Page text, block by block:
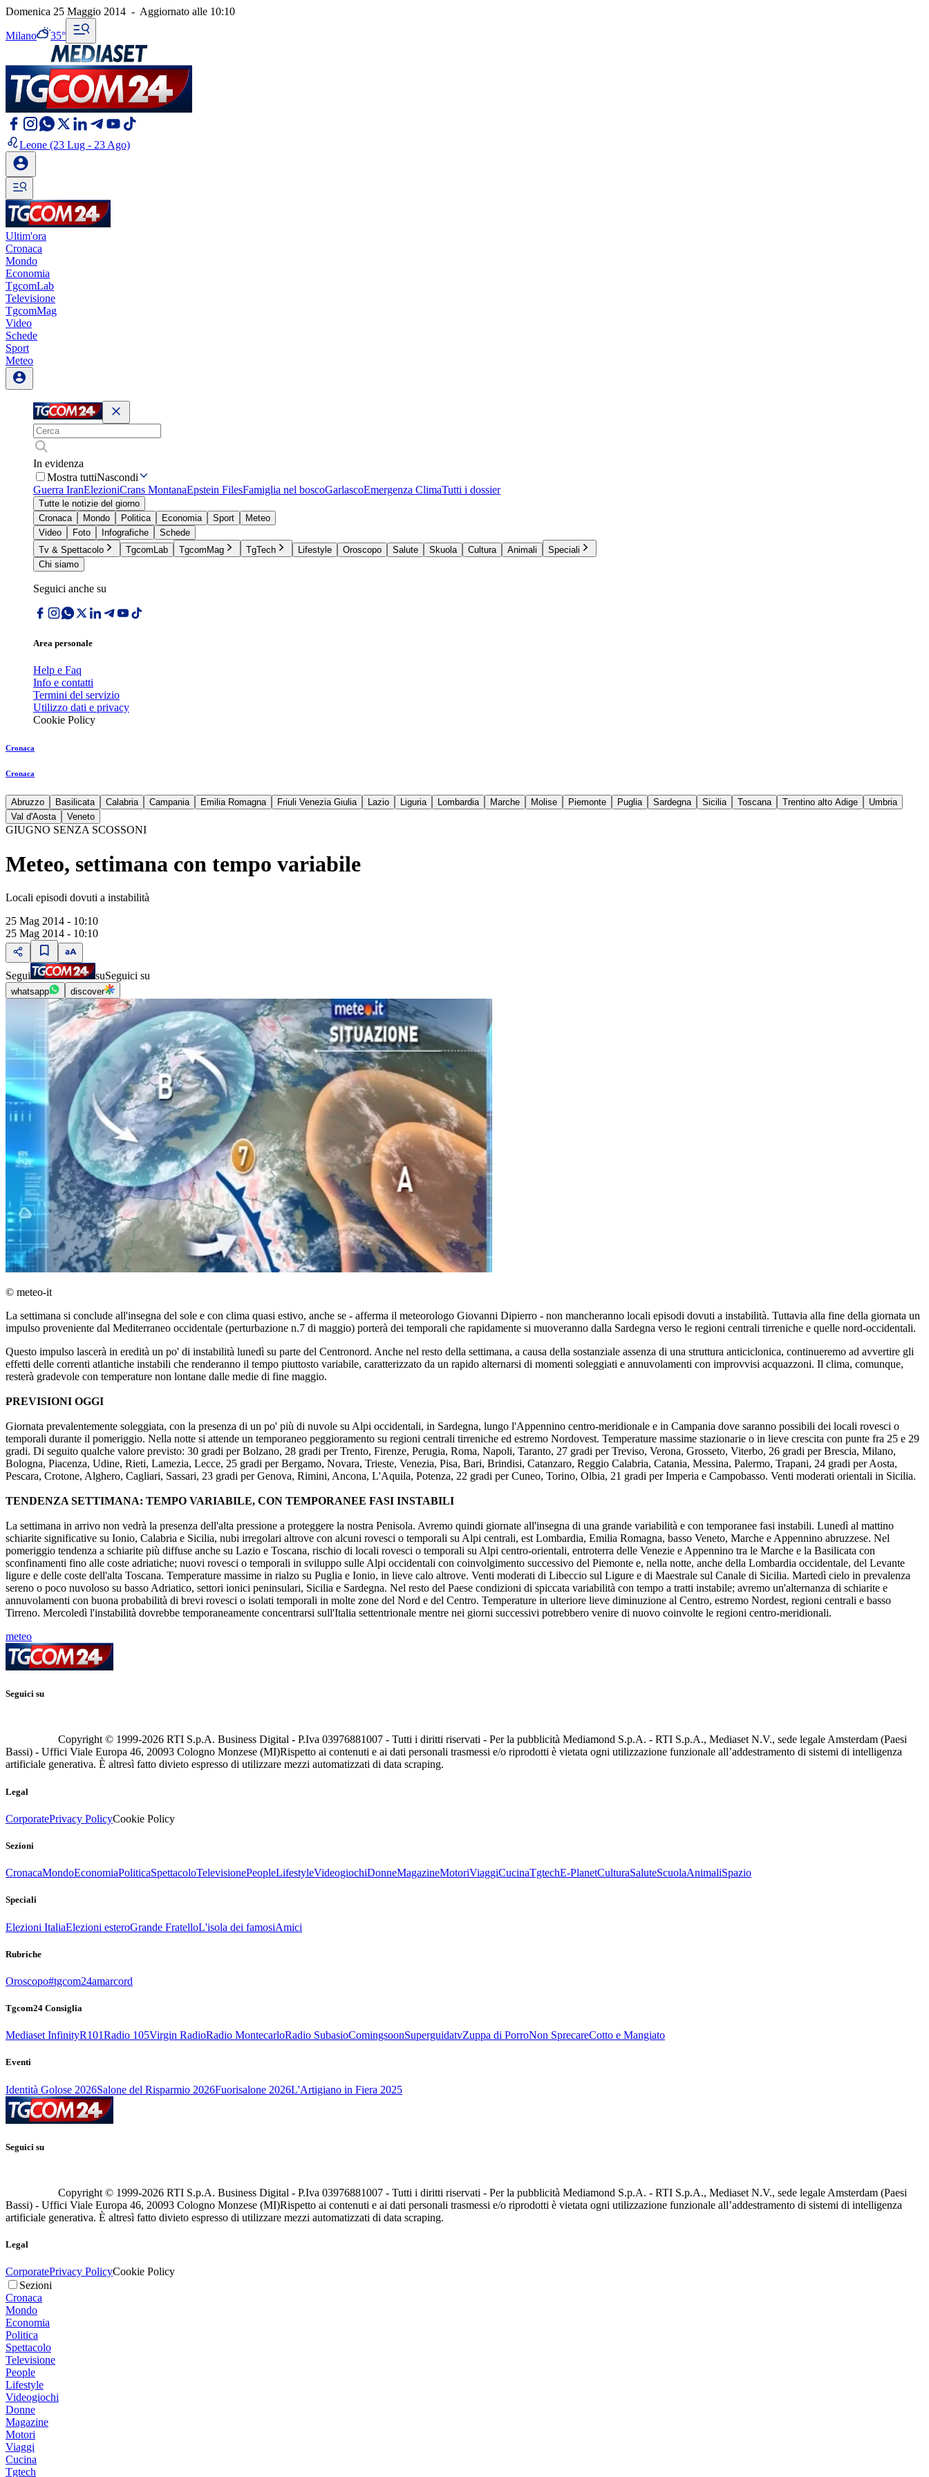
Domenica 25 Maggio 2014 - Aggiornato alle 10:10
Milano 35°
Leone (23 Lug - 23 Ago)
Ultim'ora
Cronaca
Mondo
Economia
TgcomLab
Televisione
TgcomMag
Video
Schede
Sport
Meteo
In evidenza
Mostra tuttiNascondi
Guerra IranElezioniCrans MontanaEpstein FilesFamiglia nel boscoGarlascoEmergenza ClimaTutti i dossier
Tutte le notizie del giorno
Cronaca
Mondo Politica Economia Sport
Meteo
Video
Foto Infografiche
Schede
Tv & Spettacolo
TgcomLab TgcomMag TgTech Lifestyle Oroscopo Salute Skuola Cultura Animali
Speciali
Chi siamo
Seguici anche su
Area personale
Help e Faq
Info e contatti
Termini del servizio
Utilizzo dati e privacy
Cookie Policy
Cronaca
Cronaca
Abruzzo Basilicata Calabria Campania Emilia Romagna Friuli Venezia Giulia Lazio Liguria Lombardia Marche Molise Piemonte Puglia Sardegna Sicilia Toscana Trentino alto Adige
Umbria
Val d'Aosta
Veneto
GIUGNO SENZA SCOSSONI
Meteo, settimana con tempo variabile
Locali episodi dovuti a instabilità
25 Mag 2014 - 10:10
25 Mag 2014 - 10:10
Segui suSeguici su
whatsapp discover
© meteo-it
La settimana si conclude all'insegna del sole e con clima quasi estivo, anche se - afferma il meteorologo Giovanni Dipierro - non mancheranno locali episodi dovuti a instabilità. Tuttavia alla fine della giornata un
impulso proveniente dal Mediterraneo occidentale (perturbazione n.7 di maggio) porterà dei temporali che rapidamente si muoveranno dalla Sardegna verso le regioni centrali tirreniche e quelle nord-occidentali.
Questo impulso lascerà in eredità un po' di instabilità lunedì su parte del Centronord. Anche nel resto della settimana, a causa della sostanziale assenza di una struttura anticiclonica, continueremo ad avvertire gli
effetti delle correnti atlantiche instabili che renderanno il tempo piuttosto variabile, caratterizzato da un rapido alternarsi di momenti soleggiati e annuvolamenti con improvvisi acquazzoni. Il clima, comunque,
resterà gradevole con temperature non lontane dalle medie di fine maggio.
PREVISIONI OGGI
Giornata prevalentemente soleggiata, con la presenza di un po' più di nuvole su Alpi occidentali, in Sardegna, lungo l'Appennino centro-meridionale e in Campania dove saranno possibili dei locali rovesci o
temporali durante il pomeriggio. Nella notte si attende un temporaneo peggioramento su regioni centrali tirreniche ed estremo Nordovest. Temperature massime stazionarie o in lieve crescita con punte fra 25 e 29
gradi. Di seguito qualche valore previsto: 30 gradi per Bolzano, 28 gradi per Trento, Firenze, Perugia, Roma, Napoli, Taranto, 27 gradi per Treviso, Verona, Grosseto, Viterbo, 26 gradi per Brescia, Milano,
Bologna, Piacenza, Udine, Rieti, Lamezia, Lecce, 25 gradi per Bergamo, Novara, Trieste, Venezia, Pisa, Bari, Brindisi, Catanzaro, Reggio Calabria, Catania, Messina, Palermo, Trapani, 24 gradi per Aosta,
Pescara, Crotone, Alghero, Cagliari, Sassari, 23 gradi per Genova, Rimini, Ancona, L'Aquila, Potenza, 22 gradi per Cuneo, Torino, Olbia, 21 gradi per Imperia e Campobasso. Venti moderati orientali in Sicilia.
TENDENZA SETTIMANA: TEMPO VARIABILE, CON TEMPORANEE FASI INSTABILI
La settimana in arrivo non vedrà la presenza dell'alta pressione a proteggere la nostra Penisola. Avremo quindi giornate all'insegna di una grande variabilità e con temporanee fasi instabili. Lunedì al mattino
schiarite significative su Ionio, Calabria e Sicilia, nubi irregolari altrove con alcuni rovesci o temporali su Alpi centrali, est Lombardia, Emilia Romagna, basso Veneto, Marche e Appennino abruzzese. Nel
pomeriggio tendenza a schiarite più diffuse anche su Lazio e Toscana, rischio di locali rovesci o temporali su Alpi centro-orientali, entroterra delle Venezie e Appennino tra le Marche e la Basilicata con
sconfinamenti fino alle coste adriatiche; nuovi rovesci o temporali in sviluppo sulle Alpi occidentali con coinvolgimento successivo del Piemonte e, nella notte, anche della Lombardia occidentale, del Levante
ligure e delle coste dell'alta Toscana. Temperature massime in rialzo su Puglia e Ionio, in lieve calo altrove. Venti moderati di Libeccio sul Ligure e di Maestrale sul Canale di Sicilia. Martedì cielo in prevalenza
sereno o poco nuvoloso su basso Adriatico, settori ionici peninsulari, Sicilia e Sardegna. Nel resto del Paese condizioni di spiccata variabilità con tempo a tratti instabile; avremo un'alternanza di schiarite e
annuvolamenti con buona probabilità di brevi rovesci o isolati temporali in molte zone del Nord e del Centro. Temperature in ulteriore lieve diminuzione al Centro, estremo Nordest, regioni centrali e basso
Tirreno. Mercoledì l'instabilità dovrebbe temporaneamente concentrarsi sull'Italia settentrionale mentre nei giorni successivi potrebbero venire di nuovo coinvolte le regioni centro-meridionali.
meteo
Seguici su
Copyright © 1999-2026 RTI S.p.A. Business Digital - P.Iva 03976881007 - Tutti i diritti riservati - Per la pubblicità Mediamond S.p.A. - RTI S.p.A., Mediaset N.V., sede legale Amsterdam (Paesi
Bassi) - Uffici Viale Europa 46, 20093 Cologno Monzese (MI)Rispetto ai contenuti e ai dati personali trasmessi e/o riprodotti è vietata ogni utilizzazione funzionale all’addestramento di sistemi di intelligenza
artificiale generativa. È altresì fatto divieto espresso di utilizzare mezzi automatizzati di data scraping.
Legal
CorporatePrivacy PolicyCookie Policy
Sezioni
CronacaMondoEconomiaPoliticaSpettacoloTelevisionePeopleLifestyleVideogiochiDonneMagazineMotoriViaggiCucinaTgtechE-PlanetCulturaSaluteScuolaAnimaliSpazio
Speciali
Elezioni ItaliaElezioni esteroGrande FratelloL'isola dei famosiAmici
Rubriche
Oroscopo#tgcom24amarcord
Tgcom24 Consiglia
Mediaset InfinityR101Radio 105Virgin RadioRadio MontecarloRadio SubasioComingsoonSuperguidatvZuppa di PorroNon SprecareCotto e Mangiato
Eventi
Identità Golose 2026Salone del Risparmio 2026Fuorisalone 2026L'Artigiano in Fiera 2025
Seguici su
Copyright © 1999-2026 RTI S.p.A. Business Digital - P.Iva 03976881007 - Tutti i diritti riservati - Per la pubblicità Mediamond S.p.A. - RTI S.p.A., Mediaset N.V., sede legale Amsterdam (Paesi
Bassi) - Uffici Viale Europa 46, 20093 Cologno Monzese (MI)Rispetto ai contenuti e ai dati personali trasmessi e/o riprodotti è vietata ogni utilizzazione funzionale all’addestramento di sistemi di intelligenza
artificiale generativa. È altresì fatto divieto espresso di utilizzare mezzi automatizzati di data scraping.
Legal
CorporatePrivacy PolicyCookie Policy
Sezioni
Cronaca
Mondo
Economia
Politica
Spettacolo
Televisione
People
Lifestyle
Videogiochi
Donne
Magazine
Motori
Viaggi
Cucina
Tgtech